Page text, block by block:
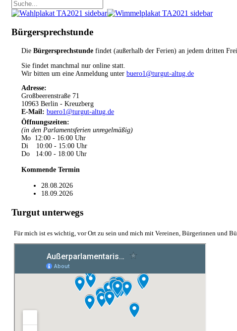
Bürgersprechstunde
Die Bürgersprechstunde findet (außerhalb der Ferien) an jedem dritten
Sie findet manchmal nur online statt.
Wir bitten um eine Anmeldung unter buero1@turgut-altug.de
Adresse:
Großbeerenstraße 71
10963 Berlin - Kreuzberg
E-Mail: buero1@turgut-altug.de
Öffnungszeiten:
(in den Parlamentsferien unregelmäßig)
Mo 12:00 - 16:00 Uhr
Di 10:00 - 15:00 Uhr
Do 14:00 - 18:00 Uhr
Kommende Termin
28.08.2026
18.09.2026
Turgut unterwegs
Für mich ist es wichtig, vor Ort zu sein und mich mit Vereinen, Bürgerinnen und